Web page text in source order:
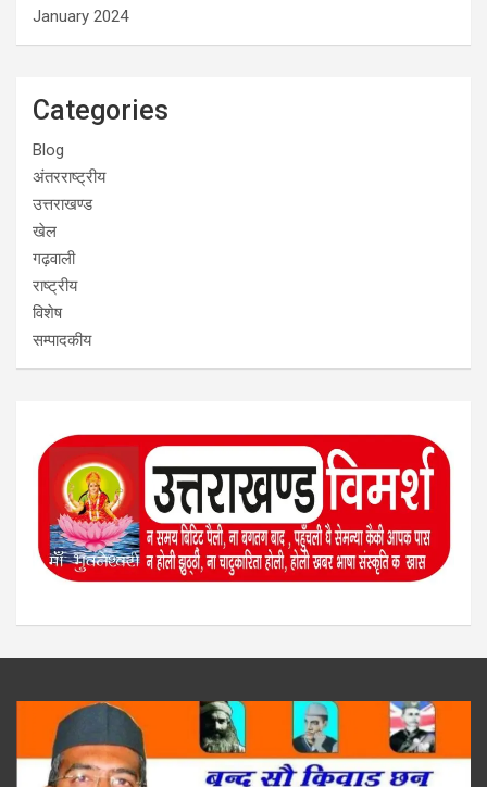
January 2024
Categories
Blog
अंतरराष्ट्रीय
उत्तराखण्ड
खेल
गढ़वाली
राष्ट्रीय
विशेष
सम्पादकीय